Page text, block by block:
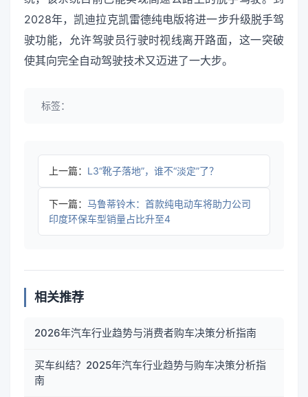
2028年，凯迪拉克凯雷德纯电版将进一步升级脱手驾
驶功能，允许驾驶员行驶时视线离开路面，这一突破
使其向完全自动驾驶技术又迈进了一大步。
标签：
上一篇： L3“靴子落地”，谁不“淡定”了？
下一篇： 马鲁蒂铃木：首款纯电动车将助力公司
印度环保车型销量占比升至4
相关推荐
2026年汽车行业趋势与消费者购车决策分析指南
买车纠结？2025年汽车行业趋势与购车决策分析指
南